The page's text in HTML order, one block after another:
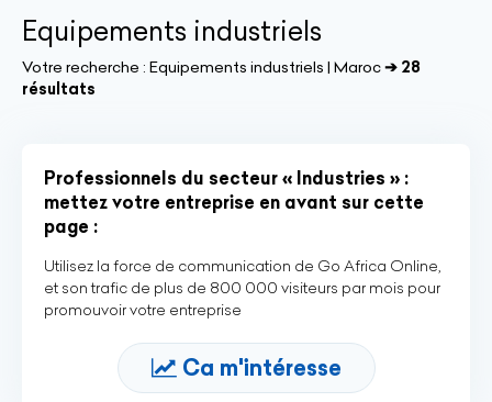
Equipements industriels
Votre recherche : Equipements industriels | Maroc➔ 28
résultats
Professionnels du secteur « Industries » :
mettez votre entreprise en avant sur cette
page :
Utilisez la force de communication de Go Africa Online,
et son trafic de plus de 800 000 visiteurs par mois pour
promouvoir votre entreprise
Ca m'intéresse